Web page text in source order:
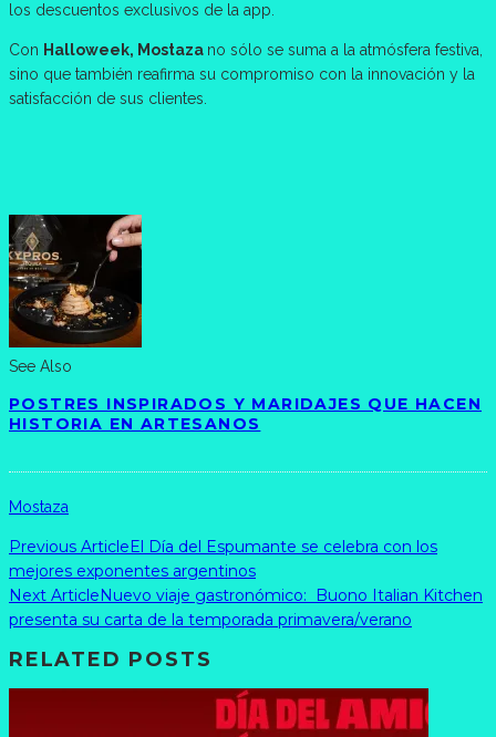
los descuentos exclusivos de la app.
Con Halloweek, Mostaza no sólo se suma a la atmósfera festiva,
sino que también reafirma su compromiso con la innovación y la
satisfacción de sus clientes.
See Also
POSTRES INSPIRADOS Y MARIDAJES QUE HACEN
HISTORIA EN ARTESANOS
Mostaza
Previous Article El Día del Espumante se celebra con los
mejores exponentes argentinos
Next Article Nuevo viaje gastronómico: Buono Italian Kitchen
presenta su carta de la temporada primavera/verano
RELATED POSTS